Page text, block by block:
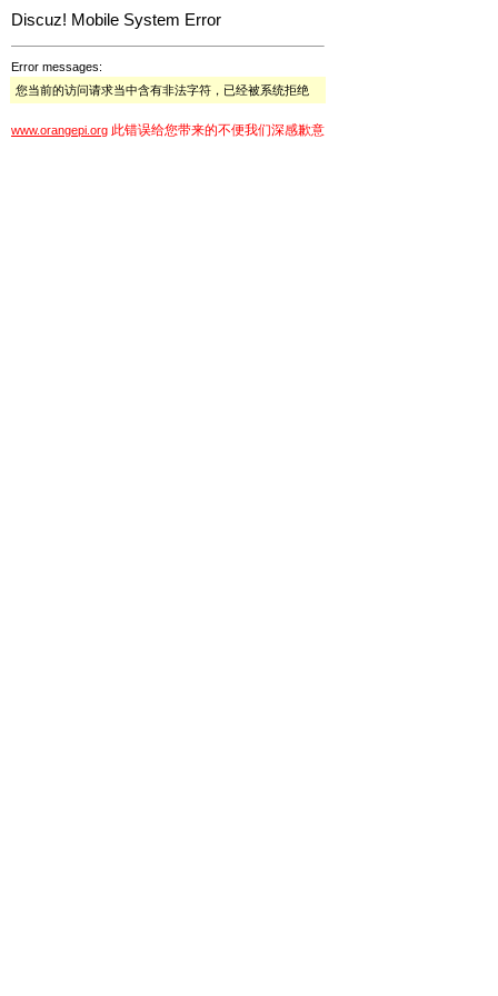
Discuz! Mobile System Error
Error messages:
您当前的访问请求当中含有非法字符，已经被系统拒绝
www.orangepi.org 此错误给您带来的不便我们深感歉意